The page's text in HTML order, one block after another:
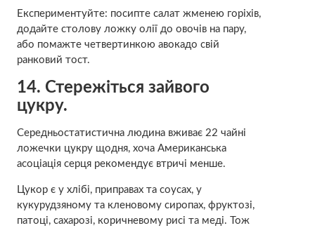
Експериментуйте: посипте салат жменею горіхів,
додайте столову ложку олії до овочів на пару,
або помажте четвертинкою авокадо свій
ранковий тост.
14. Стережіться зайвого
цукру.
Середньостатистична людина вживає 22 чайні
ложечки цукру щодня, хоча Американська
асоціація серця рекомендує втричі менше.
Цукор є у хлібі, приправах та соусах, у
кукурудзяному та кленовому сиропах, фруктозі,
патоці, сахарозі, коричневому рисі та меді. Тож